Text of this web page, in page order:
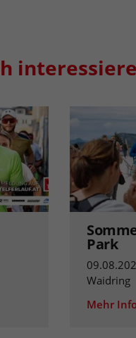
Park
Waidring
Mehr